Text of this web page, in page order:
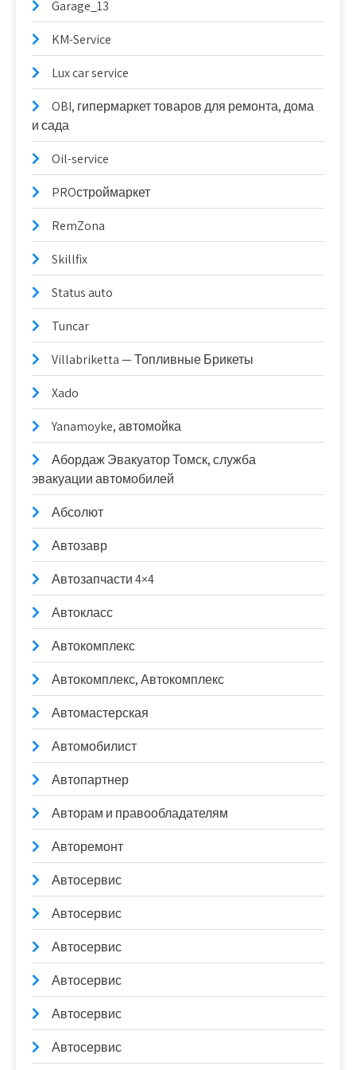
Garage_13
KM-Service
Lux car service
OBI, гипермаркет товаров для ремонта, дома
и сада
Oil-service
PROстроймаркет
RemZona
Skillfix
Status auto
Tuncar
Villabriketta — Топливные Брикеты
Xado
Yanamoyke, автомойка
Абордаж Эвакуатор Томск, служба
эвакуации автомобилей
Абсолют
Автозавр
Автозапчасти 4×4
Автокласс
Автокомплекс
Автокомплекс, Автокомплекс
Автомастерская
Автомобилист
Автопартнер
Авторам и правообладателям
Авторемонт
Автосервис
Автосервис
Автосервис
Автосервис
Автосервис
Автосервис